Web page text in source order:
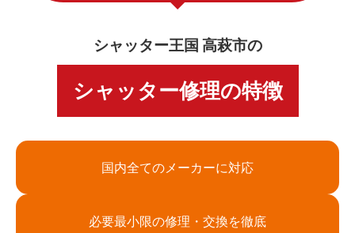
シャッター王国 高萩市の
シャッター修理の特徴
国内全てのメーカーに対応
必要最小限の修理・交換を徹底